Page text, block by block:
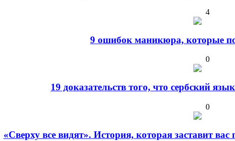
4
9 ошибок маникюра, которые
0
19 доказательств того, что сербский
0
«Сверху все видят». История, которая заставит